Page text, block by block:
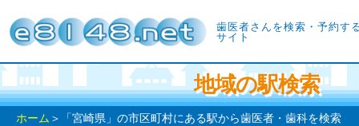
歯医者さんを検索・予約す
サイト
地域の駅検索
ホーム ＞「宮崎県」の市区町村にある駅から歯医者・歯科を検索